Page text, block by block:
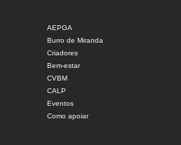
AEPGA
Burro de Miranda
Criadores
Bem-estar
CVBM
CALP
Eventos
Como apoiar